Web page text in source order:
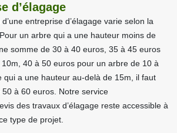
d’élagage
entreprise d’élagage varie selon la
un arbre qui a une hauteur moins de
somme de 30 à 40 euros, 35 à 45 euros
40 à 50 euros pour un arbre de 10 à
qui a une hauteur au-delà de 15m, il faut
à 60 euros. Notre service
des travaux d’élagage reste accessible à
type de projet.